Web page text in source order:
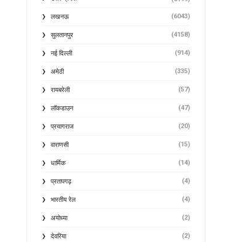
लखनऊ (6043)
सुलतानपुर (4158)
नई दिल्ली (914)
अमेठी (335)
रायबरेली (57)
लॉकडाउन (47)
प्रयागराज (20)
वाराणसी (15)
धार्मिक (14)
प्रतापगढ़ (4)
भारतीय रेल (4)
अयोध्या (2)
देवरिया (2)